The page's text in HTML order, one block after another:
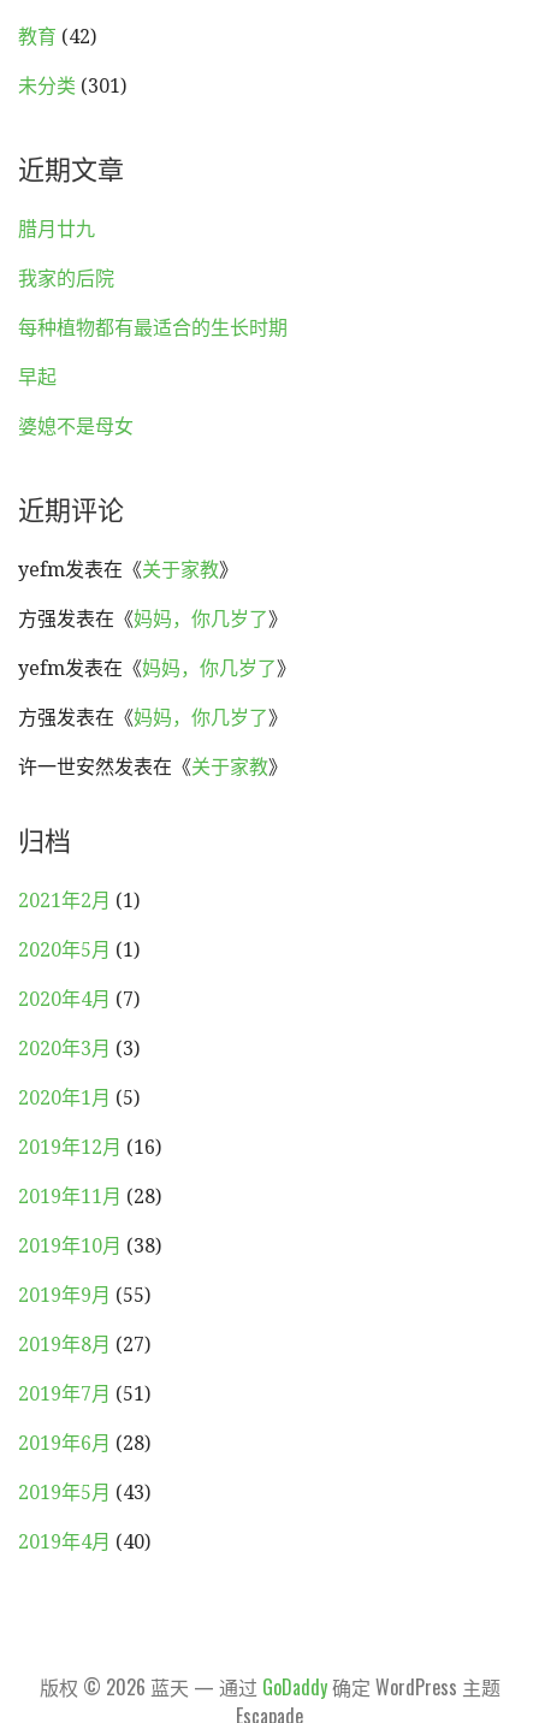
教育 (42)
未分类 (301)
近期文章
腊月廿九
我家的后院
每种植物都有最适合的生长时期
早起
婆媳不是母女
近期评论
yefm发表在《关于家教》
方强发表在《妈妈，你几岁了》
yefm发表在《妈妈，你几岁了》
方强发表在《妈妈，你几岁了》
许一世安然发表在《关于家教》
归档
2021年2月 (1)
2020年5月 (1)
2020年4月 (7)
2020年3月 (3)
2020年1月 (5)
2019年12月 (16)
2019年11月 (28)
2019年10月 (38)
2019年9月 (55)
2019年8月 (27)
2019年7月 (51)
2019年6月 (28)
2019年5月 (43)
2019年4月 (40)
版权 © 2026 蓝天 — 通过 GoDaddy确定 WordPress 主题
Escapade